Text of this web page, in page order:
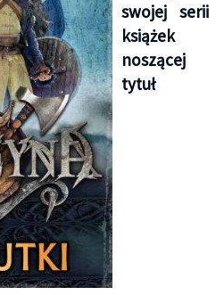
swojej serii
książek
noszącej
tytuł